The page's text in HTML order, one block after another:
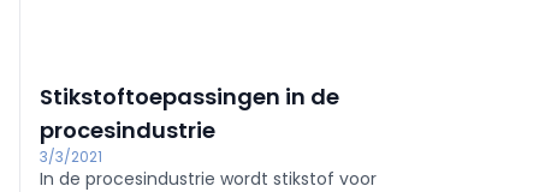
Stikstoftoepassingen in de
procesindustrie
3/3/2021
In de procesindustrie wordt stikstof voor